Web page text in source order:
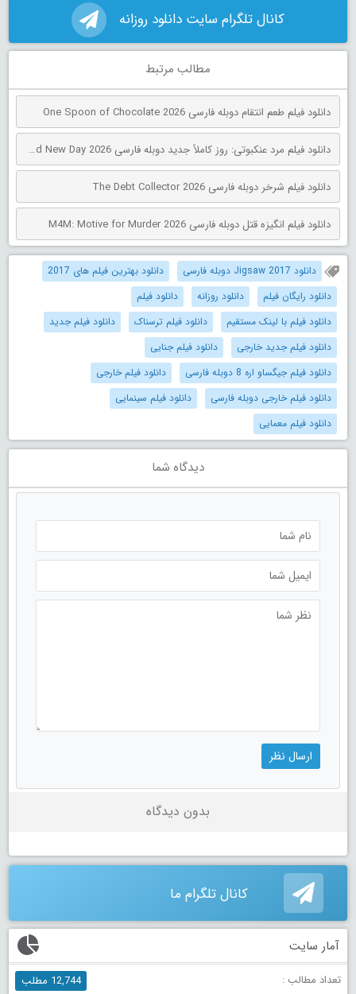
کانال تلگرام سایت دانلود روزانه
مطالب مرتبط
دانلود فیلم طعم انتقام دوبله فارسی One Spoon of Chocolate 2026
دانلود فیلم مرد عنکبوتی: روز کاملاً جدید دوبله فارسی Spider-Man: Brand New Day 2026
دانلود فیلم شرخر دوبله فارسی The Debt Collector 2026
دانلود فیلم انگیزه قتل دوبله فارسی M4M: Motive for Murder 2026
دانلود Jigsaw 2017 دوبله فارسی
دانلود بهترین فیلم های 2017
دانلود رایگان فیلم
دانلود روزانه
دانلود فیلم
دانلود فیلم با لینک مستقیم
دانلود فیلم ترسناک
دانلود فیلم جدید
دانلود فیلم جدید خارجی
دانلود فیلم جنایی
دانلود فیلم جیگساو اره 8 دوبله فارسی
دانلود فیلم خارجی
دانلود فیلم خارجی دوبله فارسی
دانلود فیلم سینمایی
دانلود فیلم معمایی
دیدگاه شما
بدون دیدگاه
کانال تلگرام ما
آمار سایت
تعداد مطالب :
12,744 مطلب